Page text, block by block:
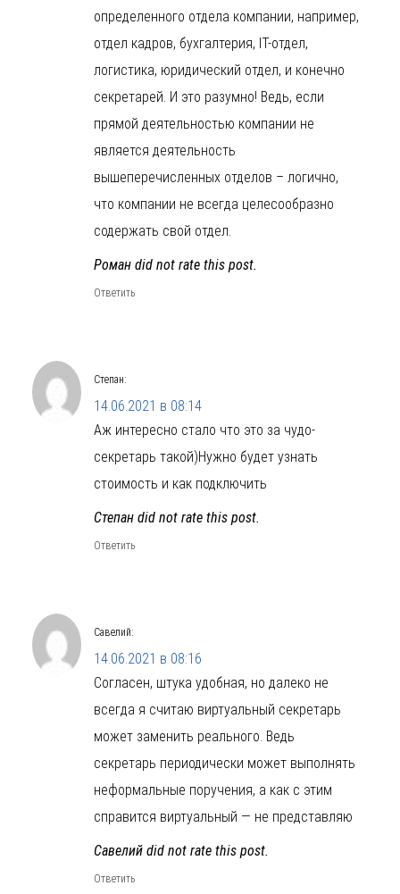
определенного отдела компании, например,
отдел кадров, бухгалтерия, IT-отдел,
логистика, юридический отдел, и конечно
секретарей. И это разумно! Ведь, если
прямой деятельностью компании не
является деятельность
вышеперечисленных отделов – логично,
что компании не всегда целесообразно
содержать свой отдел.
Роман did not rate this post.
Ответить
Степан:
14.06.2021 в 08:14
Аж интересно стало что это за чудо-
секретарь такой)Нужно будет узнать
стоимость и как подключить
Степан did not rate this post.
Ответить
Савелий:
14.06.2021 в 08:16
Согласен, штука удобная, но далеко не
всегда я считаю виртуальный секретарь
может заменить реального. Ведь
секретарь периодически может выполнять
неформальные поручения, а как с этим
справится виртуальный — не представляю
Савелий did not rate this post.
Ответить